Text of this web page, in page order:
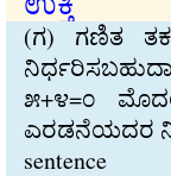
(ಗ) ಗಣಿತ
೫+೪=೦
ಎರಡನೆಯದರ
sentence